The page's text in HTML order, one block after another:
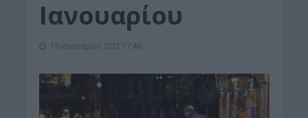
Ιανουαρίου
15 Ιανουαρίου 2021 17:48